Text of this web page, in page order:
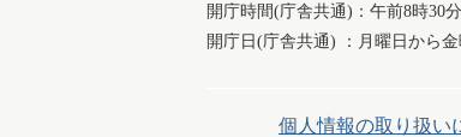
開庁時間(庁舎共通)：午前8時30
開庁日(庁舎共通) ：月曜日から
個人情報の取り扱い